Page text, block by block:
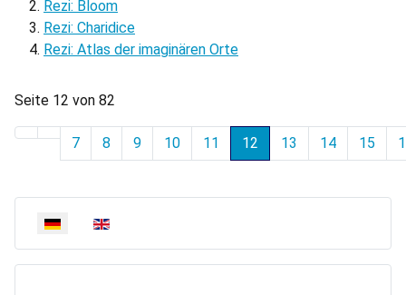
Rezi: Bloom
Rezi: Charidice
Rezi: Atlas der imaginären Orte
Seite 12 von 82
7 8 9 10 11 12 13 14 15
Sprache auswählen